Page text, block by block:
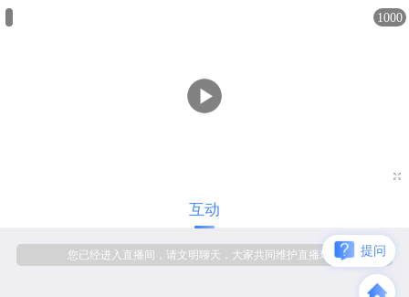
1000

互动
您已经进入直播间，请文明聊天，大家共同维护直播环境 提问